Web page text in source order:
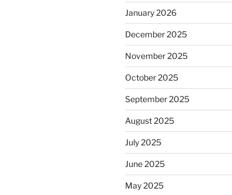
January 2026
December 2025
November 2025
October 2025
September 2025
August 2025
July 2025
June 2025
May 2025